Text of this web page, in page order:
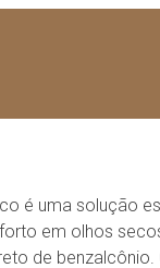
é uma solução
em olhos
de